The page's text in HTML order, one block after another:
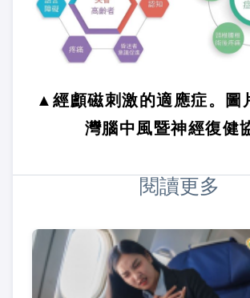
▲經顱磁刺激的適應症。圖
灣腦中風暨神經復健
閱讀更多